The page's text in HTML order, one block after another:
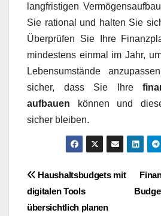
langfristigen
Sie rational und halten Sie
Überprüfen Sie Ihre
mindestens einmal im Jahr,
Lebensumstände
sicher, dass Sie Ihre
aufbauen können und
sicher bleiben.
Post
navigation
Haushaltsbudgets mit
digitalen Tools
übersichtlich planen